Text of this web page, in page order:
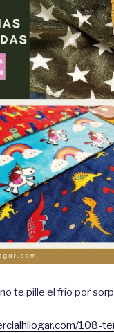
te pille el frío por
108-